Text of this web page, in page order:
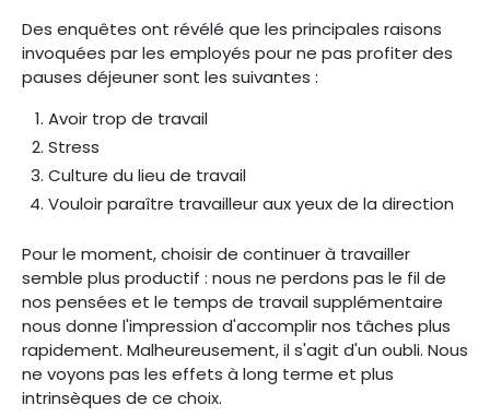
Des enquêtes ont révélé que les principales raisons
invoquées par les employés pour ne pas profiter des
pauses déjeuner sont les suivantes :
Avoir trop de travail
Stress
Culture du lieu de travail
Vouloir paraître travailleur aux yeux de la direction
Pour le moment, choisir de continuer à travailler
semble plus productif : nous ne perdons pas le fil de
nos pensées et le temps de travail supplémentaire
nous donne l'impression d'accomplir nos tâches plus
rapidement. Malheureusement, il s'agit d'un oubli. Nous
ne voyons pas les effets à long terme et plus
intrinsèques de ce choix.